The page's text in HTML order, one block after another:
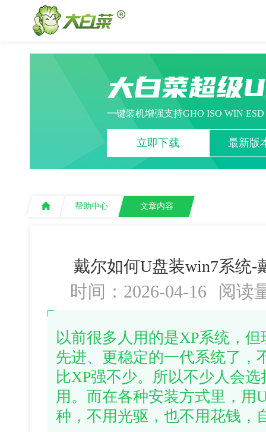
大白菜超级
一键装机增强支持GHO ISO WIN
立即下载 最新版
帮助中心 文章内容
戴尔如何U盘装win7系统-
时间：2026-04-16 阅读
以前很多人用的是XP系统，
先进、更稳定的一代系统了，
比XP强不少。所以不少人会
用。而在各种安装方式里，用
种，不用光驱，也不用花钱，